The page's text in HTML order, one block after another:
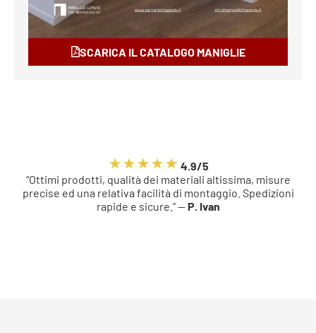
SCARICA IL CATALOGO MANIGLIE
4.9/5
“Ottimi prodotti, qualità dei materiali altissima, misure
precise ed una relativa facilità di montaggio. Spedizioni
rapide e sicure.” — P. Ivan